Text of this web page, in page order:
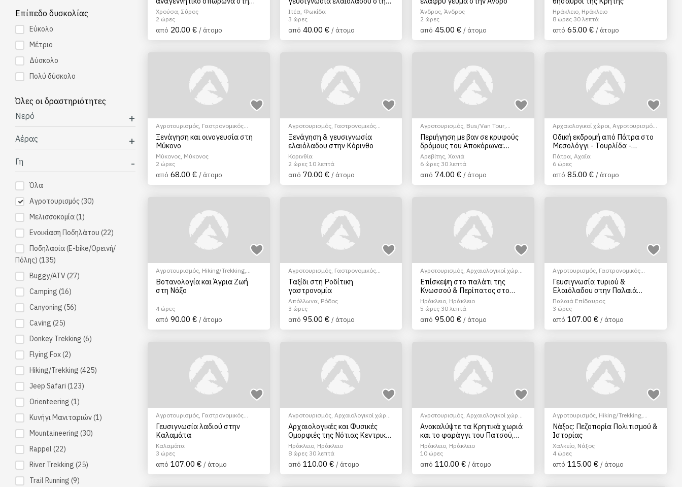
Επίπεδο δυσκολίας
Εύκολο
Μέτριο
Δύσκολο
Πολύ δύσκολο
Όλες οι δραστηριότητες
Νερό
Αέρας
Γη
Όλα
Αγροτουρισμός(30)
Μελισσοκομία(1)
Ενοικίαση Ποδηλάτου (22)
Ποδηλασία (E-bike/Ορεινή/
Πόλης) (135)
Buggy/ATV (27)
Camping (16)
Canyoning (56)
Caving (25)
Donkey Trekking (6)
Flying Fox(2)
Hiking/Trekking (425)
Jeep Safari (123)
Orienteering (1)
Κυνήγι Μανιταριών(1)
Mountaineering (30)
Rappel (22)
River Trekking (25)
Trail Running (9)
Σύρο
Χρούσα, Σύρος
2 ώρες
από 20.00 € / άτομο
Μαθήματα
Ιτέα
Ιτέα, Φωκίδα
3 ώρες
από 40.00 € / άτομο
Άνδρος, Άνδρος
2 ώρες
από 45.00 € / άτομο
Ηράκλειο, Ηράκλειο
8 ώρες 30 λεπτά
από 65.00 € / άτομο
Αγροτουρισμός, Γαστρονομικός
τουρισμός
Γευσιγνωσία κρασιού
Ξενάγηση και οινογευσία στη
Μύκονο
Μύκονος, Μύκονος
2 ώρες
από 68.00 € / άτομο
Αγροτουρισμός, Γαστρονομικός
τουρισμός
Γευσιγνωσία ελαιολάδου
Πολιτιστικά - Πολιτισμικά,Σεμινάρια
& Μαθήματα
Ξενάγηση & γευσιγνωσία
ελαιόλαδου στην Κόρινθο
Κορινθία
2 ώρες 10 λεπτά
από 70.00 € / άτομο
Αγροτουρισμός, Bus/Van Tour,
EcoΠεριηγήση
Περιήγηση με βαν σε κρυφούς
δρόμους του Αποκόρωνα:
Χωριά, θέες και ζωντανή
παρασκευή τυριού (CHQ15)
Αρεβίτης, Χανιά
6 ώρες 30 λεπτά
από 74.00 € / άτομο
Αρχαιολογικοί χώροι,Αγροτουρισμός,
Γαστρονομικός τουρισμός
Ξεναγήσεις/Αξιοθέατα , Πεζοπορία
Πόλης,Πολιτιστικά - Πολιτισμικά
Οδική εκδρομή από Πάτρα στο
Μεσολόγγι - Τουρλίδα -
Ναύπακτο
Πάτρα, Αχαΐα
6 ώρες
από 85.00 € / άτομο
Αγροτουρισμός, Hiking/Trekking,
EcoΠεριηγήση
Βοτανολογία και Άγρια Ζωή
στη Νάξο
4 ώρες
από 90.00 € / άτομο
Αγροτουρισμός, Γαστρονομικός
τουρισμός
Γευσιγνωσία κρασιού
Μάθημα Μαγειρικής,Πολιτιστικά -
Πολιτισμικά,Σεμινάρια & Μαθήματα
Ταξίδι στη Ροδίτικη
γαστρονομία
Απόλλωνα, Ρόδος
3 ώρες
από 95.00 € / άτομο
Αγροτουρισμός,Αρχαιολογικοί χώροι
Bus/Van Tour
Επίσκεψη στο παλάτι της
Κνωσσού & Περίπατος στο
Ηράκλειο Κρήτης με
γευσιγνωσία
Ηράκλειο, Ηράκλειο
5 ώρες 30 λεπτά
από 95.00 € / άτομο
Αγροτουρισμός, Γαστρονομικός
τουρισμός
Γευσιγνωσία τυριού &
Ελαιόλαδου στην Παλαιά
Επίδαυρο
Παλαιά Επίδαυρος
3 ώρες
από 107.00 € / άτομο
Αγροτουρισμός, Γαστρονομικός
τουρισμός
Γευσιγνωσία λαδιού στην
Καλαμάτα
Καλαμάτα
3 ώρες
από 107.00 € / άτομο
Αγροτουρισμός, Αρχαιολογικοί χώροι
Bus/Van Tour
Ξεναγήσεις/Αξιοθέατα
Αρχαιολογικές και Φυσικές
Ομορφιές της Νότιας Κεντρικής
Κρήτης
Ηράκλειο, Ηράκλειο
8 ώρες 30 λεπτά
από 110.00 € / άτομο
Αγροτουρισμός,Αρχαιολογικοί χώροι
Bus/Van Tour
Ξεναγήσεις/Αξιοθέατα
Ανακαλύψτε τα Κρητικά χωριά
και το φαράγγι του Πατσού,
Κρήση
Ηράκλειο, Ηράκλειο
10 ώρες
από 110.00 € / άτομο
Αγροτουρισμός, Hiking/Trekking,
EcoΠεριηγήση
Ξεναγήσεις/
Αξιοθέατα
Νάξος: Πεζοπορία Πολιτισμού &
Ιστορίας
Χαλκείο, Νάξος
4 ώρες
από 115.00 € / άτομο